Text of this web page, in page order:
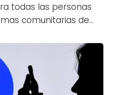
todas las personas
comunitarias de…